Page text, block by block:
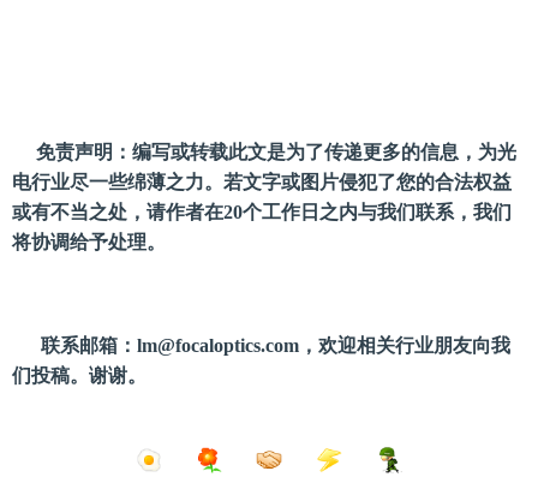
免责声明：编写或转载此文是为了传递更多的信息，为光
电行业尽一些绵薄之力。若文字或图片侵犯了您的合法权益
或有不当之处，请作者在20个工作日之内与我们联系，我们
将协调给予处理。
联系邮箱： lm@focaloptics.com ，欢迎相关行业朋友向我
们投稿。谢谢。